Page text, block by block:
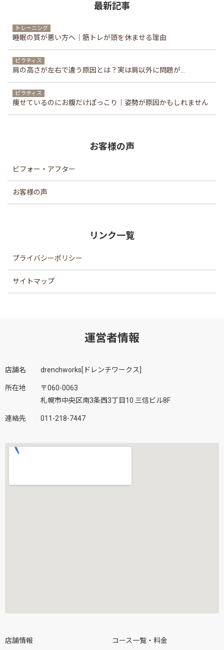
最新記事
トレーニング
睡眠の質が悪い方へ｜筋トレが頭を休ませる理由
ピラティス
肩の高さが左右で違う原因とは？実は肩以外に問題が...
ピラティス
痩せているのにお腹だけぽっこり｜姿勢が原因かもしれません
お客様の声
ビフォー・アフター
お客様の声
リンク一覧
プライバシーポリシー
サイトマップ
運営者情報
店舗名 drenchworks[ドレンチワークス]
所在地
〒060-0063
札幌市中央区南3条西3丁目10 三信ビル8F
連絡先 011-218-7447
店舗情報 コース一覧・料金